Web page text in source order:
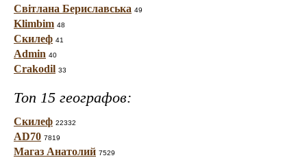
Світлана Бериславська 49
Klimbim 48
Скилеф 41
Admin 40
Crakodil 33
Топ 15 географов:
Скилеф 22332
AD70 7819
Магаз Анатолий 7529